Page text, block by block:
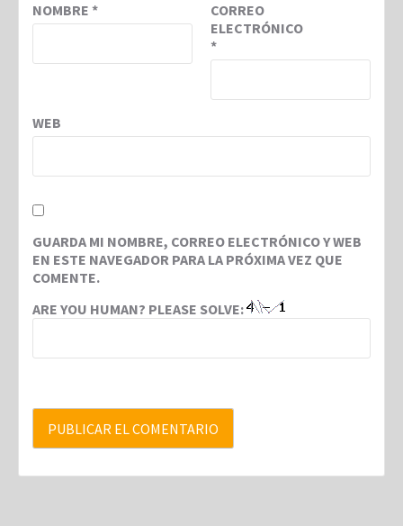
NOMBRE *
CORREO
ELECTRÓNICO
*
WEB
GUARDA MI NOMBRE, CORREO ELECTRÓNICO Y WEB
EN ESTE NAVEGADOR PARA LA PRÓXIMA VEZ QUE
COMENTE.
ARE YOU HUMAN? PLEASE SOLVE: